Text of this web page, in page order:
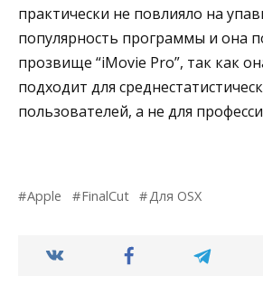
практически не повлияло на
популярность программы и она
прозвище “iMovie Pro”, так как
подходит для
пользователей, а не для
Apple FinalCut Для OSX